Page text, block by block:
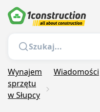
Wynajem
sprzętu
w Słupcy
Wiadomości